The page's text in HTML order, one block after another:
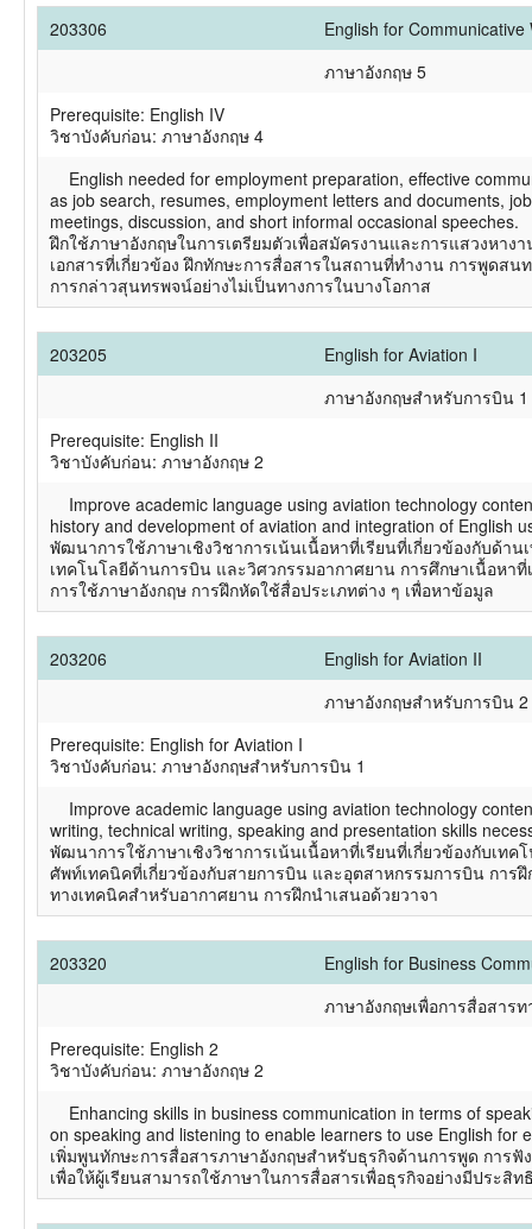
203306
English for Communicative
ภาษาอังกฤษ 5
Prerequisite: English IV
วิชาบังคับก่อน: ภาษาอังกฤษ 4
English needed for employment preparation, effective
as job search, resumes, employment letters and documents,
meetings, discussion, and short informal occasional speeches.
ฝึกใช้ภาษาอังกฤษในการเตรียมตัวเพื่อสมัครงานและการแสวงหา
เอกสารที่เกี่ยวข้อง ฝึกทักษะการสื่อสารในสถานที่ทำงาน การพูดส
การกล่าวสุนทรพจน์อย่างไม่เป็นทางการในบางโอกาส
203205
English for Aviation I
ภาษาอังกฤษสำหรับการบิน 1
Prerequisite: English II
วิชาบังคับก่อน: ภาษาอังกฤษ 2
Improve academic language using aviation technology
history and development of aviation and integration of English
พัฒนาการใช้ภาษาเชิงวิชาการเน้นเนื้อหาที่เรียนที่เกี่ยวข้องกับด้า
เทคโนโลยีด้านการบิน และวิศวกรรมอากาศยาน การศึกษาเนื้อห
การใช้ภาษาอังกฤษ การฝึกหัดใช้สื่อประเภทต่าง ๆ เพื่อหาข้อมูล
203206
English for Aviation II
ภาษาอังกฤษสำหรับการบิน 2
Prerequisite: English for Aviation I
วิชาบังคับก่อน: ภาษาอังกฤษสำหรับการบิน 1
Improve academic language using aviation technology
writing, technical writing, speaking and presentation skills
พัฒนาการใช้ภาษาเชิงวิชาการเน้นเนื้อหาที่เรียนที่เกี่ยวข้องกับเท
ศัพท์เทคนิคที่เกี่ยวข้องกับสายการบิน และอุตสาหกรรมการบิน การ
ทางเทคนิคสำหรับอากาศยาน การฝึกนำเสนอด้วยวาจา
203320
English for Business
ภาษาอังกฤษเพื่อการสื่อสารท
Prerequisite: English 2
วิชาบังคับก่อน: ภาษาอังกฤษ 2
Enhancing skills in business communication in terms of
on speaking and listening to enable learners to use English for
เพิ่มพูนทักษะการสื่อสารภาษาอังกฤษสำหรับธุรกิจด้านการพูด การ
เพื่อให้ผู้เรียนสามารถใช้ภาษาในการสื่อสารเพื่อธุรกิจอย่างมีประสิท